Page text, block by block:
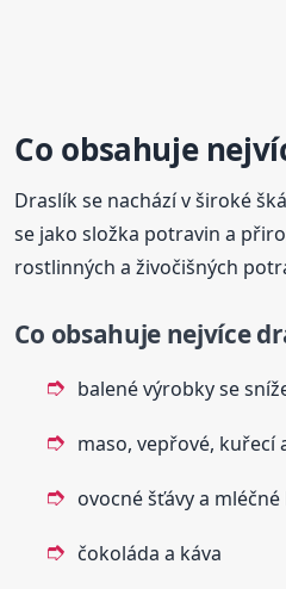
Co obsahuje
Draslík se nachází v široké
se jako složka potravin a
rostlinných a živočišných
Co obsahuje nejvíce
balené výrobky se
maso, vepřové, kuřecí
ovocné šťávy a
čokoláda a káva